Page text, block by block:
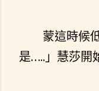
蒙這時候
是…..」慧莎開